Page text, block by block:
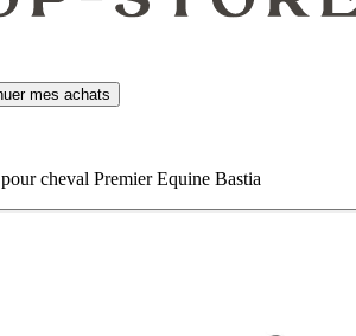
mes achats
cheval Premier Equine Bastia